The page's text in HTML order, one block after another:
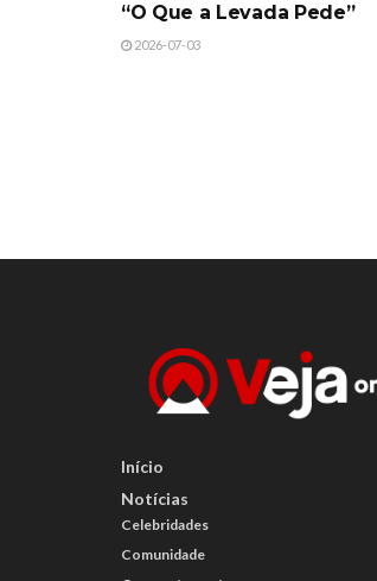
“O Que a Levada Pede”
2026-07-03
Início
Notícias
Celebridades
Comunidade